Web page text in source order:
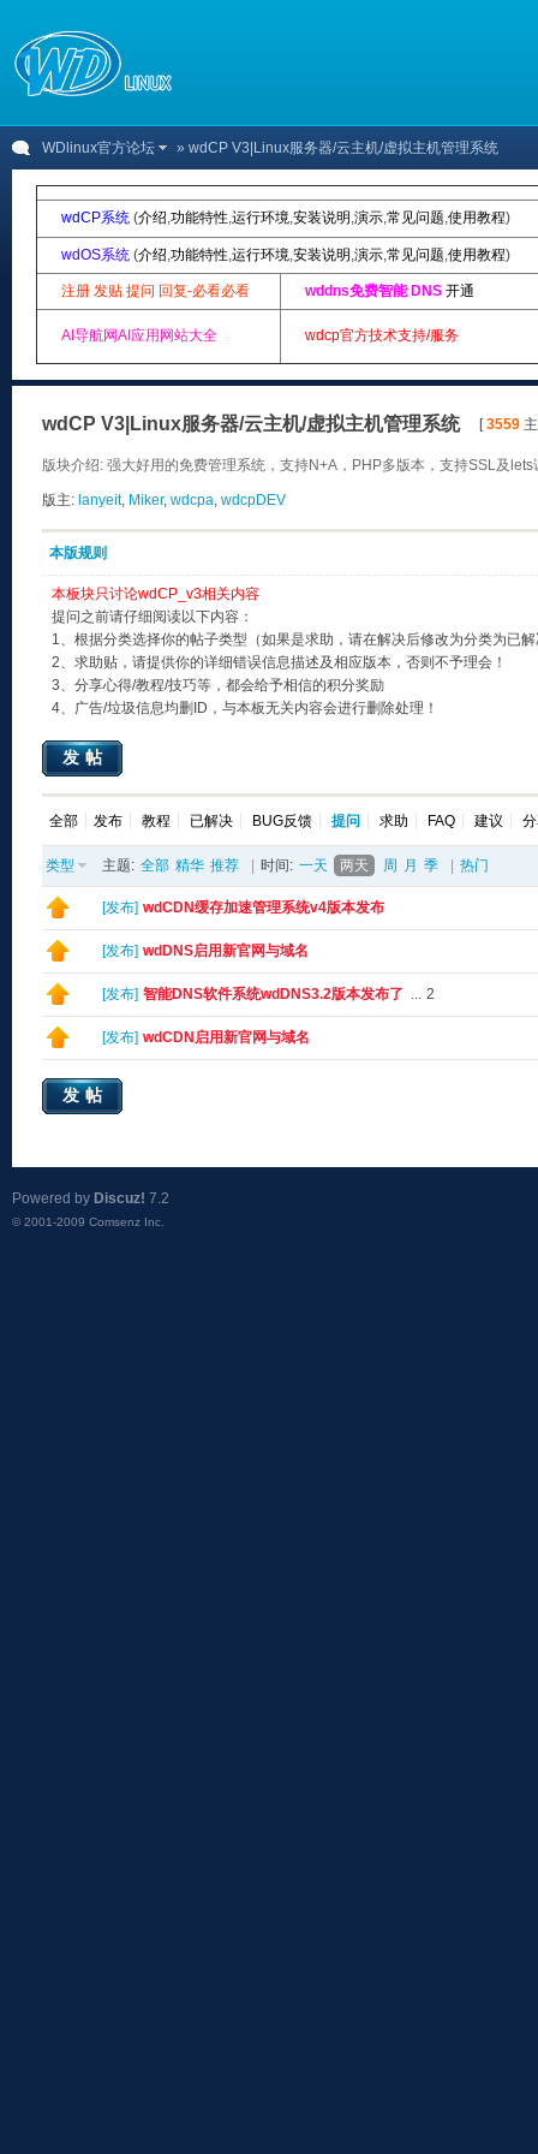
WDlinux官方论坛 » wdCP V3|Linux服务器/云主机/虚拟主机管理系统
wdCP系统 (介绍,功能特性,运行环境,安装说明 ,演示,常见问题,使用教程)
wdOS系统 (介绍,功能特性,运行环境,安装说明 ,演示,常见问题,使用教程)
注册 发贴 提问 回复-必看必看 wddns免费智能 DNS 开通
AI导航网AI应用网站大全 wdcp官方技术支持/服务
wdCP V3|Linux服务器/云主机/虚拟主机管理系统 [3559
版块介绍: 强大好用的免费管理系统，支持N+A，PHP多版本，支持SSL及
版主: lanyeit, Miker, wdcpa, wdcpDEV
本版规则
本板块只讨论wdCP_v3相关内容
提问之前请仔细阅读以下内容：
1、根据分类选择你的帖子类型（如果是求助，请在解决后修改为分类为已
2、求助贴，请提供你的详细错误信息描述及相应版本，否则不予理会！
3、分享心得/教程/技巧等，都会给予相信的积分奖励
4、广告/垃圾信息均删ID，与本板无关内容会进行删除处理！
发帖
全部 发布 教程 已解决 BUG反馈 提问 求助 FAQ 建议
类型 主题: 全部 精华 推荐 时间: 一天 两天 周 月 季 热门
[发布] wdCDN缓存加速管理系统v4版本发布
[发布] wdDNS启用新官网与域名
[发布] 智能DNS软件系统wdDNS3.2版本发布了 ... 2
[发布] wdCDN启用新官网与域名
发帖
Powered by Discuz! 7.2
© 2001-2009 Comsenz Inc.